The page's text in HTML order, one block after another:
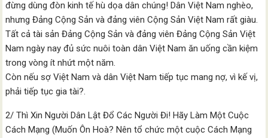
đừng dùng đòn kinh tế hù dọa dân chúng! Dân Việt Nam nghèo,
nhưng Đảng Cộng Sản và đảng viên Cộng Sản Việt Nam rất giàu.
Tất cả tài sản Đảng Cộng Sản và đảng viên Đảng Cộng Sản Việt
Nam ngày nay đủ sức nuôi toàn dân Việt Nam ăn uống cần kiệm
trong vòng ít nhứt một năm.
Còn nếu sợ Việt Nam và dân Việt Nam tiếp tục mang nợ, vì kế vị,
phải tiếp tục gia tài?.
2/ Thì Xin Người Dân Lật Đổ Các Người Đi! Hãy Làm Một Cuộc
Cách Mạng (Muốn Ôn Hoà? Nên tổ chức một cuộc Cách Mạng